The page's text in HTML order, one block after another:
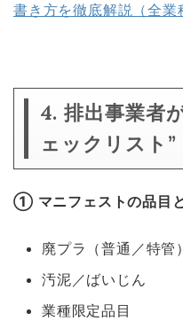
書き方を徹底解説（全業
4. 排出事業者
ェックリスト”
① マニフェストの品目
廃プラ（普通／特管）
汚泥／ばいじん
業種限定品目